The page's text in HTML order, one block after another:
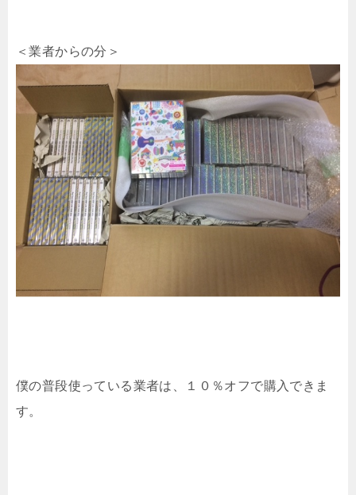
＜業者からの分＞
僕の普段使っている業者は、１０％オフで購入できま
す。